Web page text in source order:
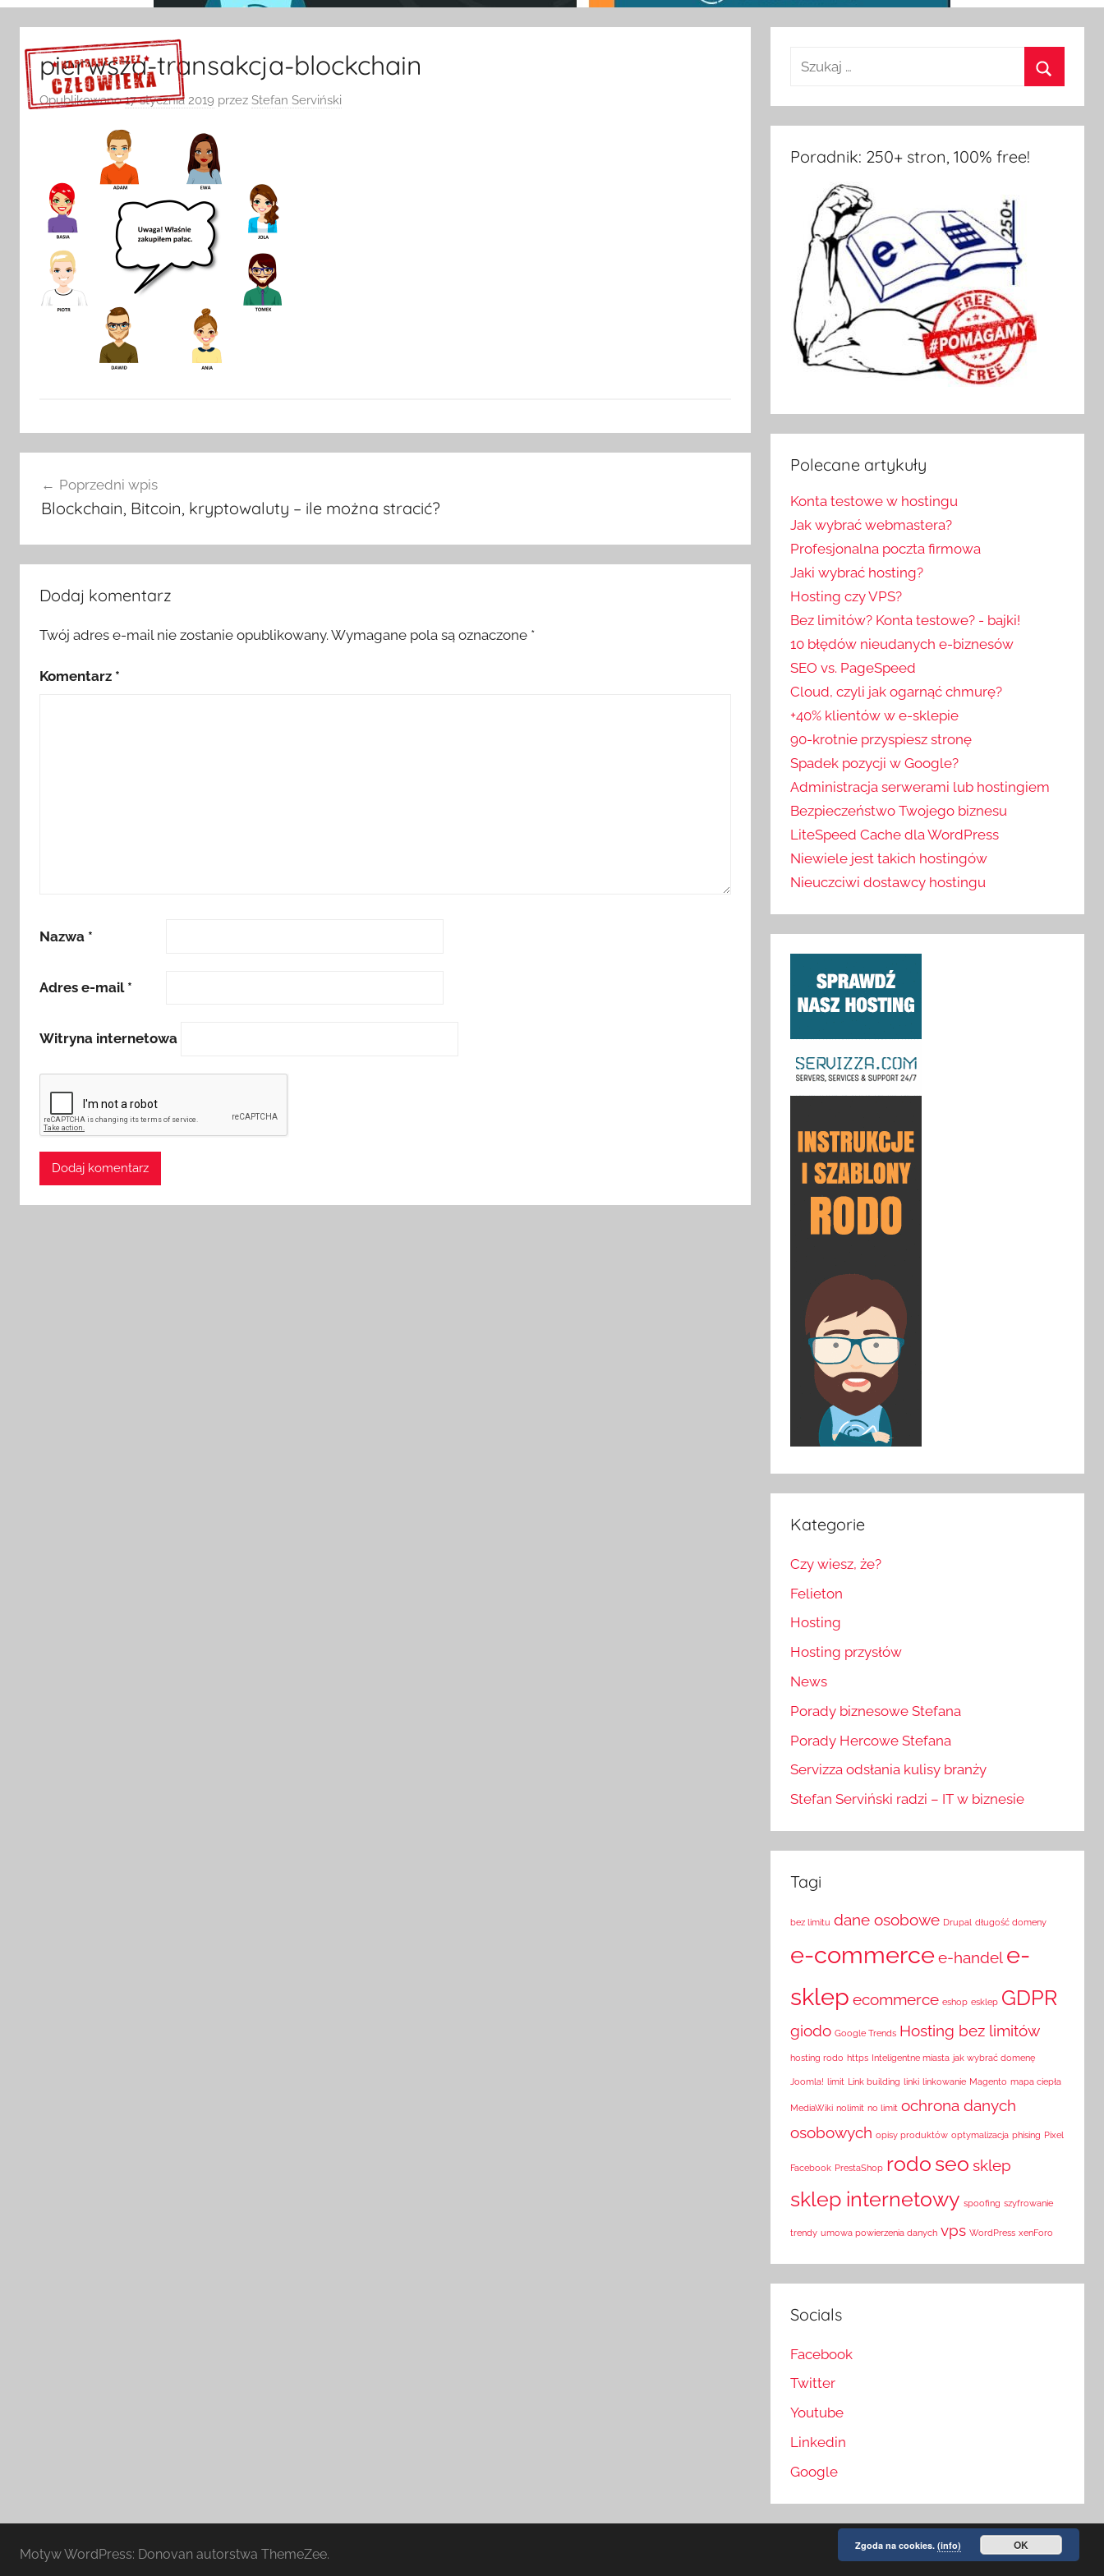
Sprawdź szczegóły >>>
pierwsza-transakcja-blockchain
Opublikowano17 stycznia 2019 przez Stefan Serviński
wpisuPoprzedni wpis
Blockchain, Bitcoin, kryptowaluty – ile można stracić?
Dodaj komentarz
Twój adres e-mail nie zostanie opublikowany. Wymagane pola są oznaczone *
Komentarz *
Nazwa *
Adres e-mail *
Witryna internetowa
Poradnik: 250+ stron, 100% free!
Polecane artykuły
Konta testowe w hostingu
Jak wybrać webmastera?
Profesjonalna poczta firmowa
Jaki wybrać hosting?
Hosting czy VPS?
Bez limitów? Konta testowe? - bajki!
10 błędów nieudanych e-biznesów
SEO vs. PageSpeed
Cloud, czyli jak ogarnąć chmurę?
+40% klientów w e-sklepie
90-krotnie przyspiesz stronę
Spadek pozycji w Google?
Administracja serwerami lub hostingiem
Bezpieczeństwo Twojego biznesu
LiteSpeed Cache dla WordPress
Niewiele jest takich hostingów
Nieuczciwi dostawcy hostingu
Kategorie
Czy wiesz, że?
Felieton
Hosting
Hosting przysłów
News
Porady biznesowe Stefana
Porady Hercowe Stefana
Servizza odsłania kulisy branży
Stefan Serviński radzi – IT w biznesie
Tagi
bez limitu dane osobowe Drupal długość domeny
e-commercee-handel e-
sklep ecommerce eshop esklep GDPR
giodo Google Trends Hosting bez limitów
hosting rodo https Inteligentne miasta jak wybrać domenę
Joomla! limit Link building linki linkowanie Magento mapa ciepła
MediaWiki nolimit no limit ochrona danych
osobowych opisy produktów optymalizacja phising Pixel
Facebook PrestaShop rodo seo sklep
sklep internetowy spoofing szyfrowanie
trendy umowa powierzenia danych vps WordPress xenForo
Socials
Facebook
Twitter
Youtube
Linkedin
Google
Motyw WordPress: Donovan autorstwa ThemeZee.
Zgoda na cookies. (info) OK